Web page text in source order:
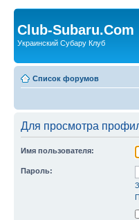
Club-Subaru.Com
Украинский Субару Клуб
Список форумов
Для просмотра
Имя пользователя:
Пароль: